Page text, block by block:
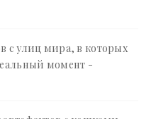
с улиц мира, в которых
момент -